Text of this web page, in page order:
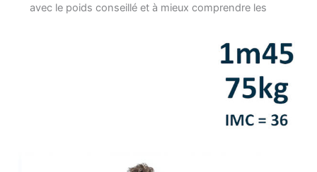
avec le poids conseillé et à mieux comprendre les